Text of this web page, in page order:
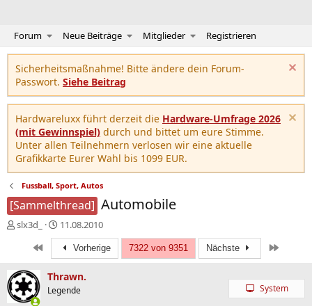
Forum Neue Beiträge Mitglieder Registrieren
Sicherheitsmaßnahme! Bitte ändere dein Forum-
Passwort. Siehe Beitrag
Hardwareluxx führt derzeit die Hardware-Umfrage 2026
(mit Gewinnspiel) durch und bittet um eure Stimme.
Unter allen Teilnehmern verlosen wir eine aktuelle
Grafikkarte Eurer Wahl bis 1099 EUR.
Fussball, Sport, Autos
[Sammelthread] Automobile
E
e
l
l
slx3d_
E
r
s
t
e
l
l
11.08.2010
Erste Vorherige 7322 von 9351 Nächste
Thrawn.
Legende System